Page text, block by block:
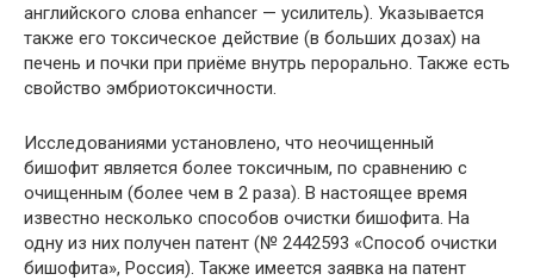
английского слова enhancer — усилитель). Указывается
также его токсическое действие (в больших дозах) на
печень и почки при приёме внутрь перорально. Также есть
свойство эмбриотоксичности.
Исследованиями установлено, что неочищенный
бишофит является более токсичным, по сравнению с
очищенным (более чем в 2 раза). В настоящее время
известно несколько способов очистки бишофита. На
одну из них получен патент (№ 2442593 «Способ очистки
бишофита», Россия). Также имеется заявка на патент